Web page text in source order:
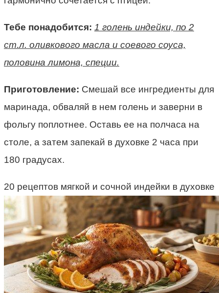
Тебе понадобится: 1 голень индейки, по 2
ст.л. оливкового масла и соевого соуса,
половина лимона, специи.
Приготовление: Смешай все ингредиенты для
маринада, обваляй в нем голень и заверни в
фольгу поплотнее. Оставь ее на полчаса на
столе, а затем запекай в духовке 2 часа при
180 градусах.
20 рецептов мягкой и сочной индейки в духовке